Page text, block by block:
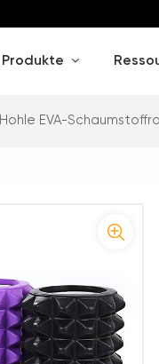
Produkte
Hohle EVA-